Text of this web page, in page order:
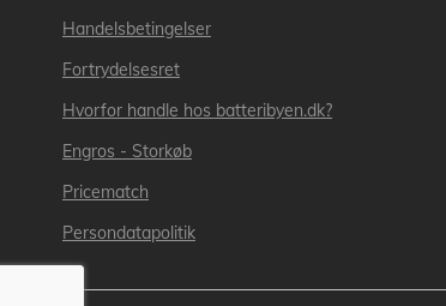
Handelsbetingelser
Fortrydelsesret
Hvorfor handle hos batteribyen.dk?
Engros - Storkøb
Pricematch
Persondatapolitik